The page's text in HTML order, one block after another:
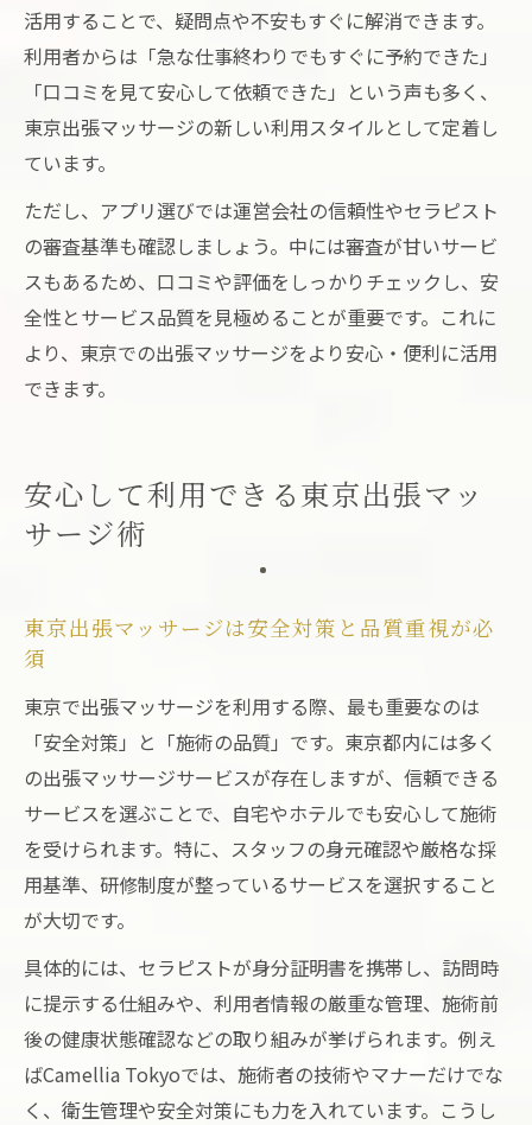
活用することで、疑問点や不安もすぐに解消できます。
利用者からは「急な仕事終わりでもすぐに予約できた」
「口コミを見て安心して依頼できた」という声も多く、
東京出張マッサージの新しい利用スタイルとして定着し
ています。
ただし、アプリ選びでは運営会社の信頼性やセラピスト
の審査基準も確認しましょう。中には審査が甘いサービ
スもあるため、口コミや評価をしっかりチェックし、安
全性とサービス品質を見極めることが重要です。これに
より、東京での出張マッサージをより安心・便利に活用
できます。
安心して利用できる東京出張マッ
サージ術
東京出張マッサージは安全対策と品質重視が必
須
東京で出張マッサージを利用する際、最も重要なのは
「安全対策」と「施術の品質」です。東京都内には多く
の出張マッサージサービスが存在しますが、信頼できる
サービスを選ぶことで、自宅やホテルでも安心して施術
を受けられます。特に、スタッフの身元確認や厳格な採
用基準、研修制度が整っているサービスを選択すること
が大切です。
具体的には、セラピストが身分証明書を携帯し、訪問時
に提示する仕組みや、利用者情報の厳重な管理、施術前
後の健康状態確認などの取り組みが挙げられます。例え
ばCamellia Tokyoでは、施術者の技術やマナーだけでな
く、衛生管理や安全対策にも力を入れています。こうし